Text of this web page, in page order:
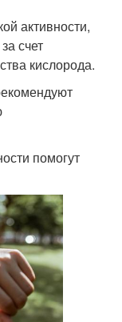
активности,
счет
кислорода.
помогут